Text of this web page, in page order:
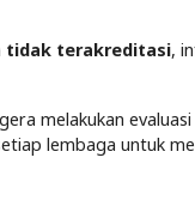
tidak terakreditasi,
melakukan
lembaga untuk